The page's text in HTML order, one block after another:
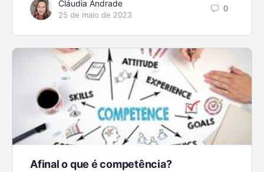
Cláudia Andrade
25 de maio de 2023
0
Afinal o que é competência?